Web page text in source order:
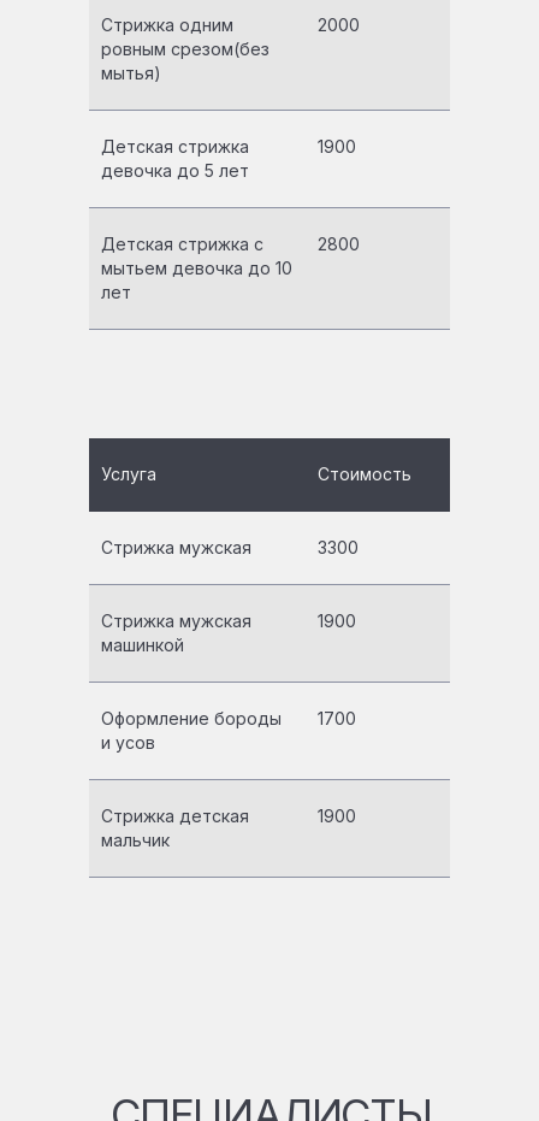
Стрижка одним
ровным срезом(без
мытья)
2000
Детская стрижка
девочка до 5 лет
1900
Детская стрижка с
мытьем девочка до 10
лет
2800
Услуга Стоимость
Стрижка мужская 3300
Стрижка мужская
машинкой
1900
Оформление бороды
и усов
1700
Стрижка детская
мальчик
1900